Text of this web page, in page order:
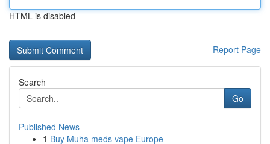
HTML is disabled
Report Page
Search
Go
Published News
1 Buy Muha meds vape Europe